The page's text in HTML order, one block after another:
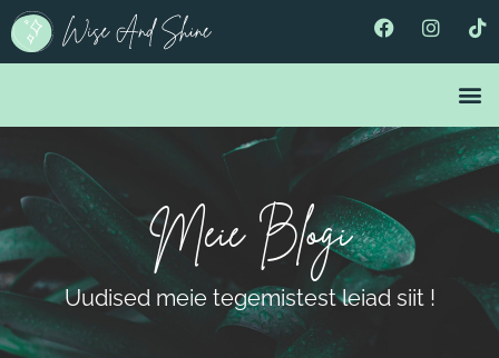
Meie Blogi
Uudised meie tegemistest leiad siit !